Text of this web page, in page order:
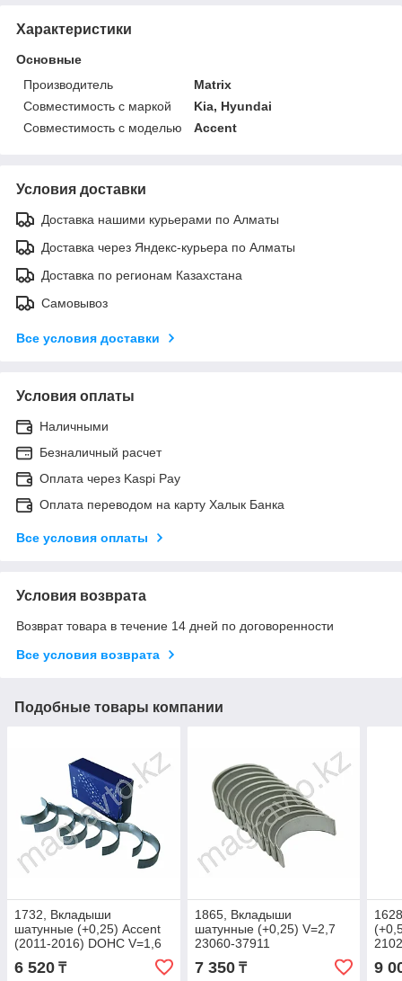
Характеристики
Основные
Производитель
Matrix
Совместимость с маркой
Kia, Hyundai
Совместимость с моделью
Accent
Условия доставки
Доставка нашими курьерами по Алматы
Доставка через Яндекс-курьера по Алматы
Доставка по регионам Казахстана
Самовывоз
Все условия доставки
Условия оплаты
Наличными
Безналичный расчет
Оплата через Kaspi Pay
Оплата переводом на карту Халык Банка
Все условия оплаты
Условия возврата
Возврат товара в течение 14 дней по договоренности
Все условия возврата
Подобные товары компании
1732, Вкладыши
шатунные (+0,25) Accent
(2011-2016) DOHC V=1,6
MOBIS 23060-2B911
6 520 ₸
1865, Вкладыши
шатунные (+0,25) V=2,7
23060-37911
7 350₸ 9